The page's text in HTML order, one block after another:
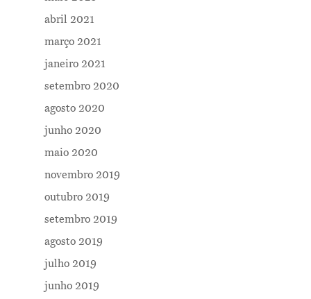
abril 2021
março 2021
janeiro 2021
setembro 2020
agosto 2020
junho 2020
maio 2020
novembro 2019
outubro 2019
setembro 2019
agosto 2019
julho 2019
junho 2019